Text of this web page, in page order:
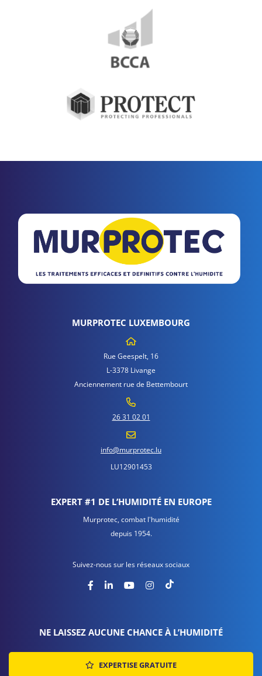
MURPROTEC LUXEMBOURG
Rue Geespelt, 16
L-3378 Livange
Anciennement rue de Bettembourt
26 31 02 01
info@murprotec.lu
LU12901453
EXPERT #1 DE L’HUMIDITÉ EN EUROPE
Murprotec, combat l'humidité
depuis 1954.
Suivez-nous sur les réseaux sociaux
NE LAISSEZ AUCUNE CHANCE À L’HUMIDITÉ
EXPERTISE GRATUITE